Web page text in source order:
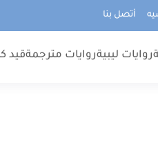
أتصل بنا
روايات ليبيةروايات مترجمةقيد